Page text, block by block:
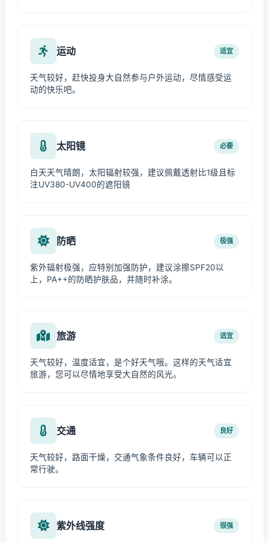
运动 适宜
天气较好，赶快投身大自然参与户外运动，尽情感受运
动的快乐吧。
太阳镜 必要
白天天气晴朗，太阳辐射较强，建议佩戴透射比1级且标
注UV380-UV400的遮阳镜
防晒 极强
紫外辐射极强，应特别加强防护，建议涂擦SPF20以
上，PA++的防晒护肤品，并随时补涂。
旅游 适宜
天气较好，温度适宜，是个好天气哦。这样的天气适宜
旅游，您可以尽情地享受大自然的风光。
交通 良好
天气较好，路面干燥，交通气象条件良好，车辆可以正
常行驶。
紫外线强度 很强